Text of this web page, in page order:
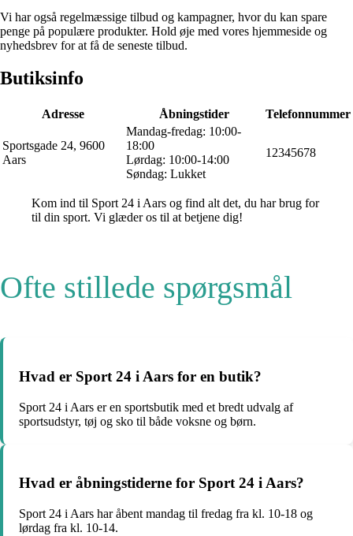
Vi har også regelmæssige tilbud og kampagner, hvor du kan spare
penge på populære produkter. Hold øje med vores hjemmeside og
nyhedsbrev for at få de seneste tilbud.
Butiksinfo
Adresse Åbningstider Telefonnummer
Sportsgade 24, 9600
Aars
Mandag-fredag: 10:00-
18:00
Lørdag: 10:00-14:00
Søndag: Lukket
12345678
Kom ind til Sport 24 i Aars og find alt det, du har brug for
til din sport. Vi glæder os til at betjene dig!
Ofte stillede spørgsmål
Hvad er Sport 24 i Aars for en butik?
Sport 24 i Aars er en sportsbutik med et bredt udvalg af
sportsudstyr, tøj og sko til både voksne og børn.
Hvad er åbningstiderne for Sport 24 i Aars?
Sport 24 i Aars har åbent mandag til fredag fra kl. 10-18 og
lørdag fra kl. 10-14.